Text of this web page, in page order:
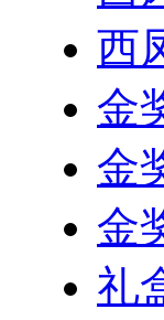
西
金
金
金
礼